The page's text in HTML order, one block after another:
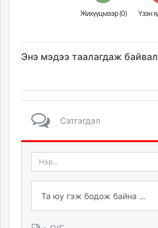
Жихүүцмээр (0)
Энэ мэдээ таалагдаж байвал
Сэтгэгдэл